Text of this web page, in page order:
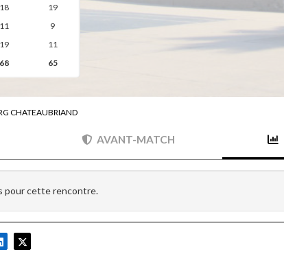
18
19
11
9
19
11
68 65
CHATEAUBRIAND
AVANT-MATCH
pour cette rencontre.